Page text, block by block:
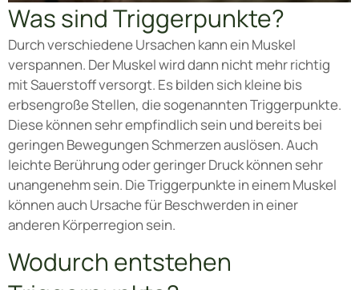
Was sind Triggerpunkte?
Durch verschiedene Ursachen kann ein Muskel
verspannen. Der Muskel wird dann nicht mehr richtig
mit Sauerstoff versorgt. Es bilden sich kleine bis
erbsengroße Stellen, die sogenannten Triggerpunkte.
Diese können sehr empfindlich sein und bereits bei
geringen Bewegungen Schmerzen auslösen. Auch
leichte Berührung oder geringer Druck können sehr
unangenehm sein. Die Triggerpunkte in einem Muskel
können auch Ursache für Beschwerden in einer
anderen Körperregion sein.
Wodurch entstehen